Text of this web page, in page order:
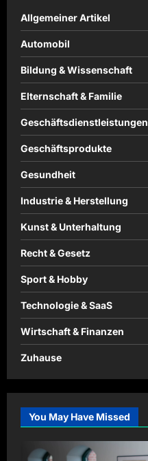
Allgemeiner Artikel
Automobil
Bildung & Wissenschaft
Elternschaft & Familie
Geschäftsdienstleistungen
Geschäftsprodukte
Gesundheit
Industrie & Herstellung
Kunst & Unterhaltung
Recht & Gesetz
Sport & Hobby
Technologie & SaaS
Wirtschaft & Finanzen
Zuhause
You May Have Missed